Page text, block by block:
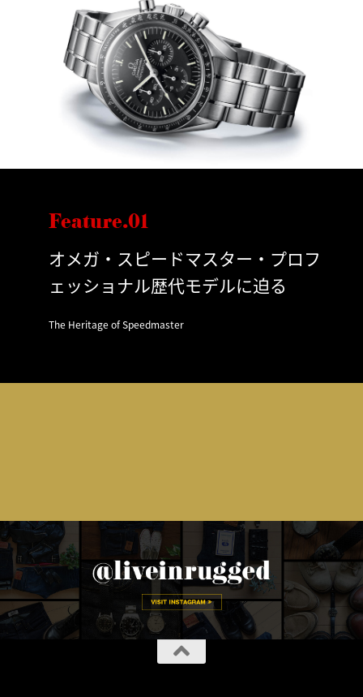
Feature.01
オメガ・スピードマスター・プロフ
ェッショナル歴代モデルに迫る
The Heritage of Speedmaster